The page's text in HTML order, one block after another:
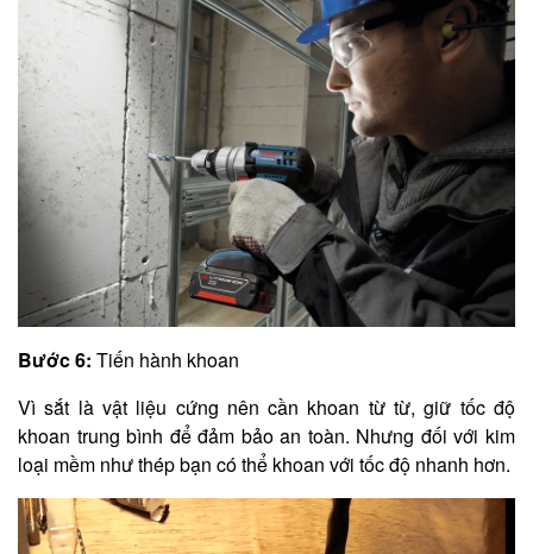
Bước 6: Tiến hành khoan
Vì sắt là vật liệu cứng nên cần khoan từ từ, giữ tốc độ
khoan trung bình để đảm bảo an toàn. Nhưng đối với kim
loại mềm như thép bạn có thể khoan với tốc độ nhanh hơn.